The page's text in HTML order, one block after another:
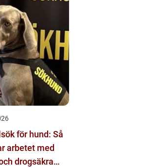
för hund: Så
arbetet med
drogsäkra